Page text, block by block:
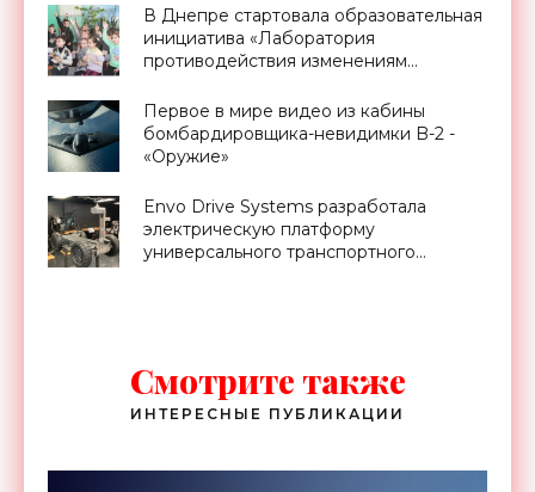
В Днепре стартовала образовательная
инициатива «Лаборатория
противодействия изменениям
Первое в мире видео из кабины
бомбардировщика-невидимки B-2 -
«Оружие»
Envo Drive Systems разработала
электрическую платформу
универсального транспортного
Смотрите также
ИНТЕРЕСНЫЕ ПУБЛИКАЦИИ